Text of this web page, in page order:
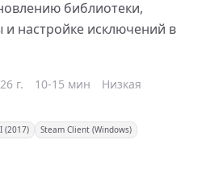
библиотеки,
настройке исключений в
г. 10-15 мин
Низкая
(2017)
Steam Client (Windows)